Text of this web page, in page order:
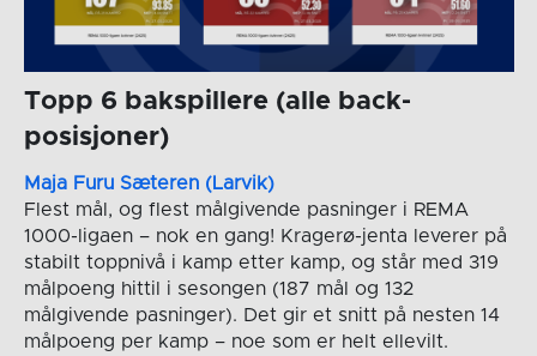
Topp 6 bakspillere (alle back-
posisjoner)
Maja Furu Sæteren (Larvik)
Flest mål, og flest målgivende pasninger i REMA
1000-ligaen – nok en gang! Kragerø-jenta leverer på
stabilt toppnivå i kamp etter kamp, og står med 319
målpoeng hittil i sesongen (187 mål og 132
målgivende pasninger). Det gir et snitt på nesten 14
målpoeng per kamp – noe som er helt ellevilt.